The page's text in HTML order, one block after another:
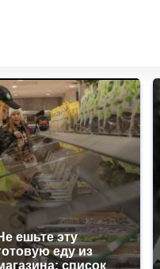
ешьте эту
еду из
список